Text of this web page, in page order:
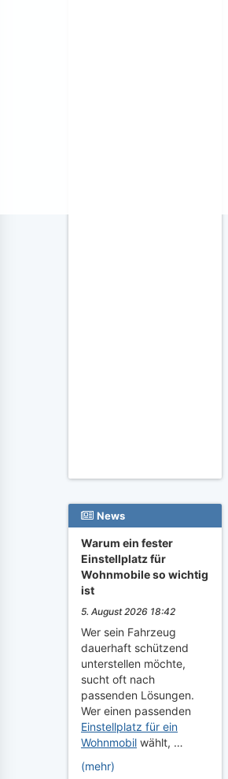
News
Warum ein fester
Einstellplatz für
Wohnmobile so wichtig
ist
5. August 2026 18:42
Wer sein Fahrzeug
dauerhaft schützend
unterstellen möchte,
sucht oft nach
passenden Lösungen.
Wer einen passenden
Einstellplatz für ein
Wohnmobil wählt, …
(mehr)